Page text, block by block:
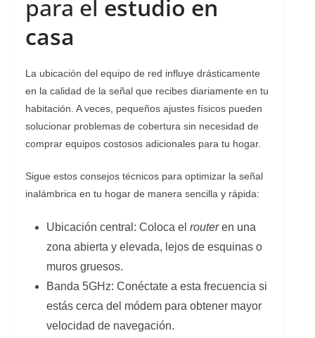
para el estudio en
casa
​La ubicación del equipo de red influye drásticamente
en la calidad de la señal que recibes diariamente en tu
habitación. A veces, pequeños ajustes físicos pueden
solucionar problemas de cobertura sin necesidad de
comprar equipos costosos adicionales para tu hogar.
​Sigue estos consejos técnicos para optimizar la señal
inalámbrica en tu hogar de manera sencilla y rápida:
​Ubicación central: Coloca el routeren una
zona abierta y elevada, lejos de esquinas o
muros gruesos.
​Banda 5GHz: Conéctate a esta frecuencia si
estás cerca del módem para obtener mayor
velocidad de navegación.